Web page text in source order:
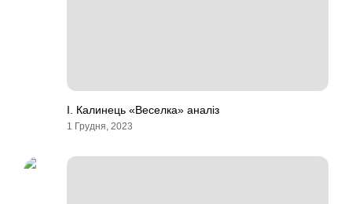
І. Калинець «Веселка» аналіз
1 Грудня, 2023